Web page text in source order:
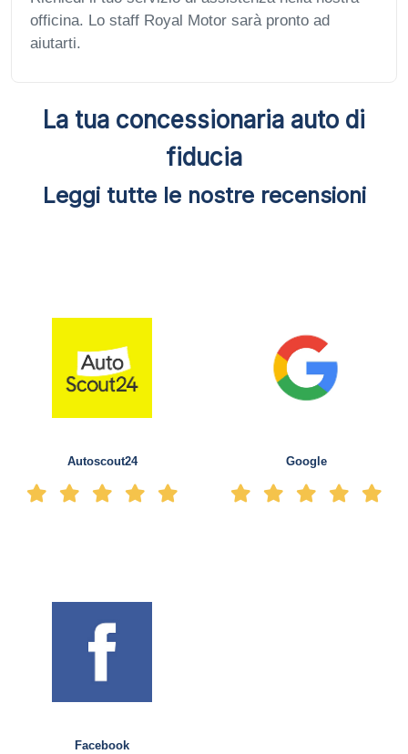
officina. Lo staff Royal Motor sarà pronto ad
aiutarti.
La tua concessionaria auto di
fiducia
Leggi tutte le nostre recensioni
Autoscout24 Google
Facebook